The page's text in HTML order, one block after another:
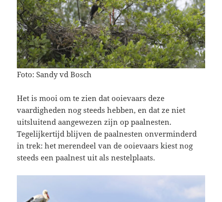
Foto: Sandy vd Bosch
Het is mooi om te zien dat ooievaars deze
vaardigheden nog steeds hebben, en dat ze niet
uitsluitend aangewezen zijn op paalnesten.
Tegelijkertijd blijven de paalnesten onverminderd
in trek: het merendeel van de ooievaars kiest nog
steeds een paalnest uit als nestelplaats.